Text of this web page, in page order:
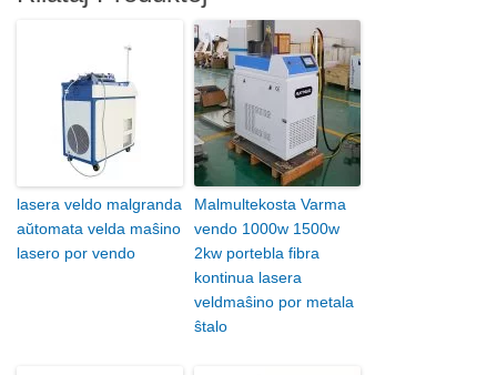
lasera veldo malgranda
aŭtomata velda maŝino
lasero por vendo
Malmultekosta Varma
vendo 1000w 1500w
2kw portebla fibra
kontinua lasera
veldmaŝino por metala
ŝtalo